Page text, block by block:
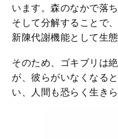
います。森のなかで落
そして分解することで
新陳代謝機能として生
そのため、ゴキブリは
が、彼らがいなくなる
い、人間も恐らく生き